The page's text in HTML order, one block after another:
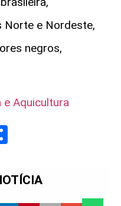
Norte e Nordeste,
negros,
e Aquicultura